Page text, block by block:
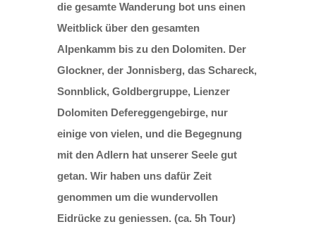
die gesamte Wanderung bot uns einen
Weitblick über den gesamten
Alpenkamm bis zu den Dolomiten. Der
Glockner, der Jonnisberg, das Schareck,
Sonnblick, Goldbergruppe, Lienzer
Dolomiten Defereggengebirge, nur
einige von vielen, und die Begegnung
mit den Adlern hat unserer Seele gut
getan. Wir haben uns dafür Zeit
genommen um die wundervollen
Eidrücke zu geniessen. (ca. 5h Tour)